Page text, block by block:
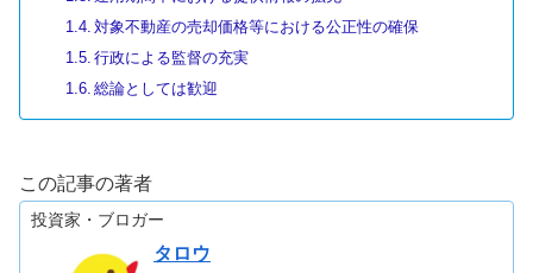
対象不動産の売却価格等における公正性の確保
行政による監督の充実
総論としては歓迎
この記事の著者
投資家・ブロガー
タロウ